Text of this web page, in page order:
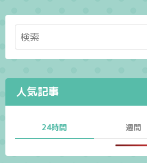
人気記事
24時間 週間